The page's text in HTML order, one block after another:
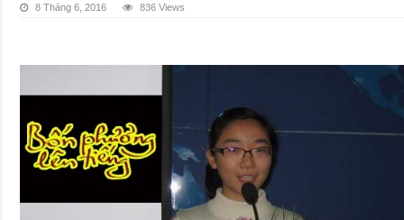
8 Tháng 6, 2016 836 Views